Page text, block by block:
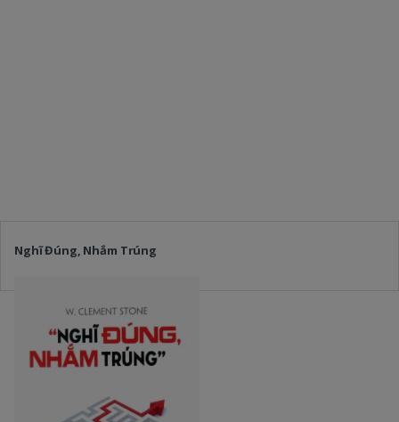
Nghĩ Đúng, Nhắm Trúng